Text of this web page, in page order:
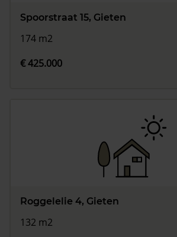
Spoorstraat 15, Gieten
174 m2
€ 425.000
Roggelelie 4, Gieten
132 m2